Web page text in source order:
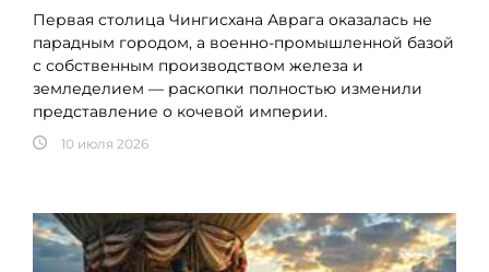
Первая столица Чингисхана Аврага оказалась не
парадным городом, а военно-промышленной базой
с собственным производством железа и
земледелием — раскопки полностью изменили
представление о кочевой империи.
10 июля 2026